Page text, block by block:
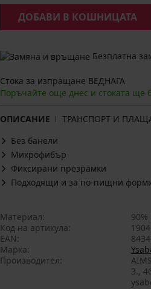
ДОБАВИ В КОШНИЦАТА
Безплатна
Стока за изпращане ВЕДНАГА
Поръчайте още днес и стоката ще
ОПИСАНИЕ ТРАНСПОРТ И
Без банели
Микрофибър
Фиксирани презрамки
Подходящи и за по-пищни
Материал
Код на артикула
EAN
Марка
Производител
3.,